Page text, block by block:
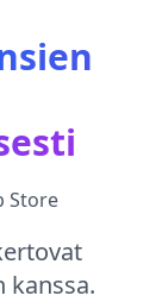
Store
kanssa.